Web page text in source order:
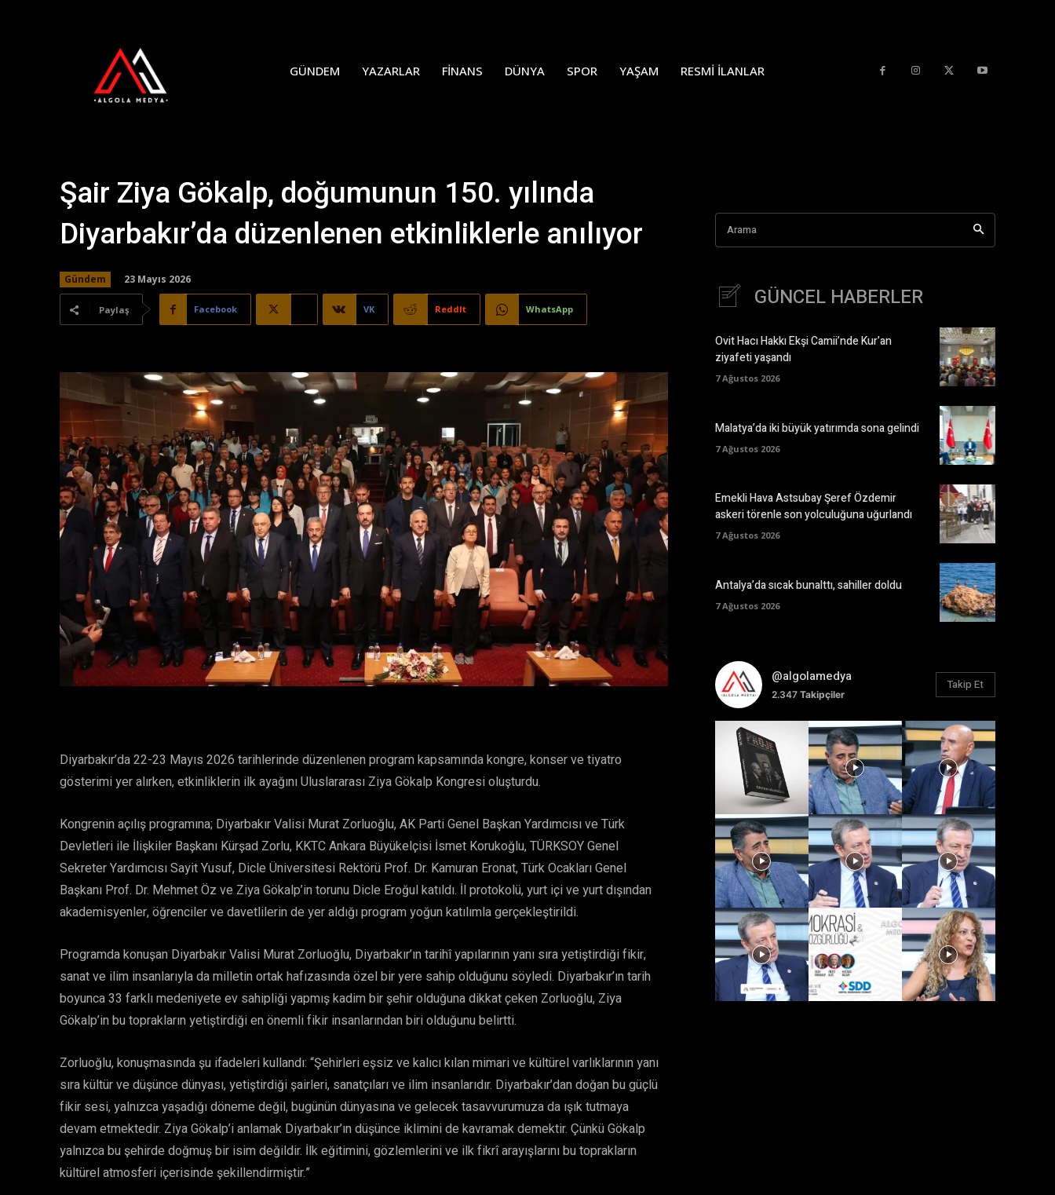
GÜNDEM YAZARLAR FINANS DÜNYA SPOR YAŞAM RESMI İLANLAR
Şair Ziya Gökalp, doğumunun 150. yılında
Diyarbakır’da düzenlenen etkinliklerle anılıyor
Gündem 23 Mayıs 2026
Paylaş Facebook VK ReddIt WhatsApp
Diyarbakır’da 22-23 Mayıs 2026 tarihlerinde düzenlenen program kapsamında kongre, konser ve tiyatro
gösterimi yer alırken, etkinliklerin ilk ayağını Uluslararası Ziya Gökalp Kongresi oluşturdu.
Kongrenin açılış programına; Diyarbakır Valisi Murat Zorluoğlu, AK Parti Genel Başkan Yardımcısı ve Türk
Devletleri ile İlişkiler Başkanı Kürşad Zorlu, KKTC Ankara Büyükelçisi İsmet Korukoğlu, TÜRKSOY Genel
Sekreter Yardımcısı Sayit Yusuf, Dicle Üniversitesi Rektörü Prof. Dr. Kamuran Eronat, Türk Ocakları Genel
Başkanı Prof. Dr. Mehmet Öz ve Ziya Gökalp’in torunu Dicle Eroğul katıldı. İl protokolü, yurt içi ve yurt dışından
akademisyenler, öğrenciler ve davetlilerin de yer aldığı program yoğun katılımla gerçekleştirildi.
Programda konuşan Diyarbakır Valisi Murat Zorluoğlu, Diyarbakır’ın tarihî yapılarının yanı sıra yetiştirdiği fikir,
sanat ve ilim insanlarıyla da milletin ortak hafızasında özel bir yere sahip olduğunu söyledi. Diyarbakır’ın tarih
boyunca 33 farklı medeniyete ev sahipliği yapmış kadim bir şehir olduğuna dikkat çeken Zorluoğlu, Ziya
Gökalp’in bu toprakların yetiştirdiği en önemli fikir insanlarından biri olduğunu belirtti.
Zorluoğlu, konuşmasında şu ifadeleri kullandı: “Şehirleri eşsiz ve kalıcı kılan mimari ve kültürel varlıklarının yanı
sıra kültür ve düşünce dünyası, yetiştirdiği şairleri, sanatçıları ve ilim insanlarıdır. Diyarbakır’dan doğan bu güçlü
fikir sesi, yalnızca yaşadığı döneme değil, bugünün dünyasına ve gelecek tasavvurumuza da ışık tutmaya
devam etmektedir. Ziya Gökalp’i anlamak Diyarbakır’ın düşünce iklimini de kavramak demektir. Çünkü Gökalp
yalnızca bu şehirde doğmuş bir isim değildir. İlk eğitimini, gözlemlerini ve ilk fikrî arayışlarını bu toprakların
kültürel atmosferi içerisinde şekillendirmiştir.”
Arama
GÜNCEL HABERLER
Ovit Hacı Hakkı Ekşi Camii’nde Kur’an
ziyafeti yaşandı
7 Ağustos 2026
Malatya’da iki büyük yatırımda sona gelindi
7 Ağustos 2026
Emekli Hava Astsubay Şeref Özdemir
askeri törenle son yolculuğuna uğurlandı
7 Ağustos 2026
Antalya’da sıcak bunalttı, sahiller doldu
7 Ağustos 2026
@algolamedya
2.347Takipçiler
Takip Et